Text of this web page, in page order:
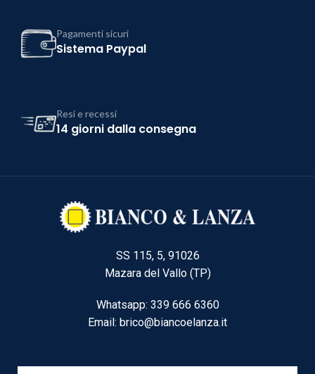
Pagamenti sicuri
Sistema Paypal
Resi e recessi
14 giorni dalla consegna
SS 115, 5, 91026
Mazara del Vallo (TP)
Whatsapp: 339 666 6360
Email: brico@biancoelanza.it